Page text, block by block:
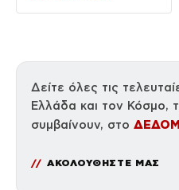
Δείτε όλες τις
Ελλάδα και τον Κόσμο,
συμβαίνουν, στο
ΑΚΟΛΟΥΘΗΣΤΕ ΜΑΣ